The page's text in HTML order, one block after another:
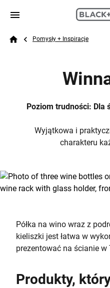
Skip to
Search
Breadcrumb
Pomysły + Inspiracje
Poziom trudności: Dla
Wyjątkowa i
charakteru
Półka na wino wraz z
kieliszki jest łatwa w
prezentować na ścianie
Produkty,